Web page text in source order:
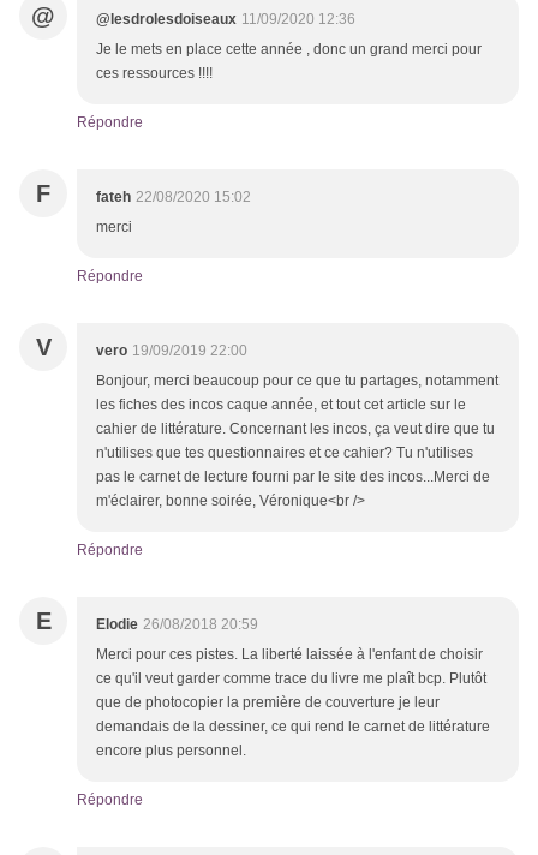
@ @lesdrolesdoiseaux 11/09/2020 12:36
Je le mets en place cette année , donc un grand merci pour
ces ressources !!!!
Répondre
F fateh 22/08/2020 15:02
merci
Répondre
V vero 19/09/2019 22:00
Bonjour, merci beaucoup pour ce que tu partages, notamment
les fiches des incos caque année, et tout cet article sur le
cahier de littérature. Concernant les incos, ça veut dire que tu
n'utilises que tes questionnaires et ce cahier? Tu n'utilises
pas le carnet de lecture fourni par le site des incos...Merci de
m'éclairer, bonne soirée, Véronique<br />
Répondre
E Elodie 26/08/2018 20:59
Merci pour ces pistes. La liberté laissée à l'enfant de choisir
ce qu'il veut garder comme trace du livre me plaît bcp. Plutôt
que de photocopier la première de couverture je leur
demandais de la dessiner, ce qui rend le carnet de littérature
encore plus personnel.
Répondre